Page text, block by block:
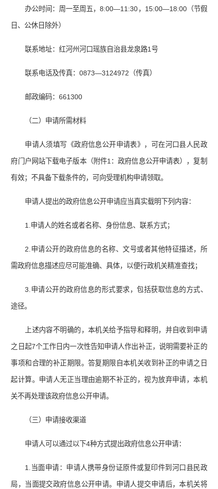
办公时间：周一至周五，8:00—11:30，15:00—18:00（节假
日、公休日除外）
联系地址：红河州河口瑶族自治县龙泉路1号
联系电话及传真：0873—3124972（传真）
邮政编码：661300
（二）申请所需材料
申请人须填写《政府信息公开申请表》，可在河口县人民政
府门户网站下载电子版本（附件1：政府信息公开申请表），复制
有效；不具备下载条件的，可向受理机构申请领取。
申请人提出的政府信息公开申请应当真实载明下列内容：
1.申请人的姓名或者名称、身份信息、联系方式；
2.申请公开的政府信息的名称、文号或者其他特征描述，所
需政府信息描述应尽可能准确、具体，以便行政机关精准查找；
3.申请公开的政府信息的形式要求，包括获取信息的方式、
途径。
上述内容不明确的，本机关给予指导和释明，并自收到申请
之日起7个工作日内一次性告知申请人作出补正，说明需要补正的
事项和合理的补正期限。答复期限自本机关收到补正的申请之日
起计算。申请人无正当理由逾期不补正的，视为放弃申请，本机
关不再处理该政府信息公开申请。
（三）申请接收渠道
申请人可以通过以下4种方式提出政府信息公开申请：
1.当面申请：申请人携带身份证原件或复印件到河口县民政
局，当面提交政府信息公开申请。申请人提交申请后，本机关将